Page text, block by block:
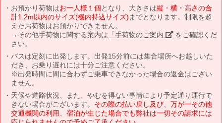
お預かり荷物はお一人様１個となり、大きさは縦・横・高さの合
計1.2m以内のサイズ(機内持込サイズ)までとなります。制限を超
えたお荷物はお預かりできません。
→その他手荷物に関する案内は 「手荷物のご案内」 をご確認くだ
さい。
バスは定刻に出発します。出発15分前には集合場所へお越しいた
だき、お乗り遅れには十分ご注意ください。
※出発時間に間に合わずご乗車できなかった場合の返金はござい
ません。
天候や道路状況、また、やむを得ない事情により予定通り運行で
きない場合がございます。 その際の払い戻し及び、万が一その他
交通機関の利用、宿泊が生じた場合でも弊社は一切その請求には